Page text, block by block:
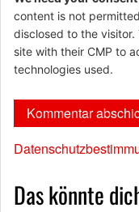
content is not
disclosed to the
site with their CMP to
technologies used.
Das könnte